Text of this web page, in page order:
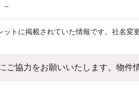
－
ットに掲載されていた情報です。社名変
ご協力をお願いいたします。物件